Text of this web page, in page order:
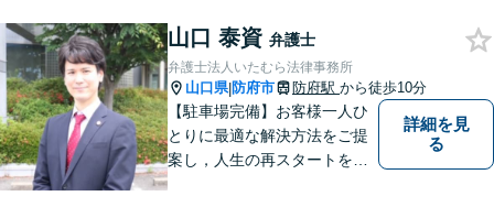
山口 泰資 弁護士
弁護士法人いたむら法律事務所
山口県|防府市 防府駅 から徒歩10分
【駐車場完備】お客様一人ひ
とりに最適な解決方法をご提
案し，人生の再スタートをお
詳細を見
る